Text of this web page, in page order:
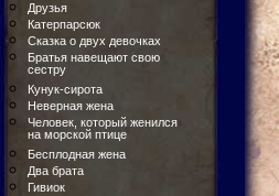
Друзья
Катерпарсюк
Сказка о двух девочках
Братья навещают свою
сестру
Кунук-сирота
Неверная жена
Человек, который женился
на морской птице
Бесплодная жена
Два брата
Гивиок